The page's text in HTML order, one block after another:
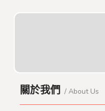
關於我們 / About Us